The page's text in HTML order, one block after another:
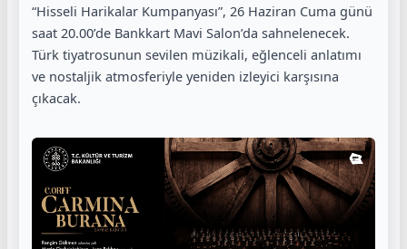
“Hisseli Harikalar Kumpanyası”, 26 Haziran Cuma günü
saat 20.00’de Bankkart Mavi Salon’da sahnelenecek.
Türk tiyatrosunun sevilen müzikali, eğlenceli anlatımı
ve nostaljik atmosferiyle yeniden izleyici karşısına
çıkacak.